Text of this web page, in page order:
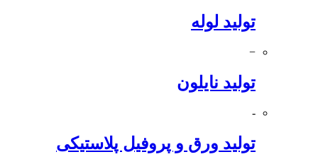
تولید لوله
−
تولید نایلون
-
تولید ورق و پروفیل پلاستیکی